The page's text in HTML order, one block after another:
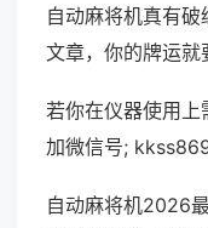
自动麻将机真有
文章，你的牌运就
若你在仪器使用
加微信号;
自动麻将机2026